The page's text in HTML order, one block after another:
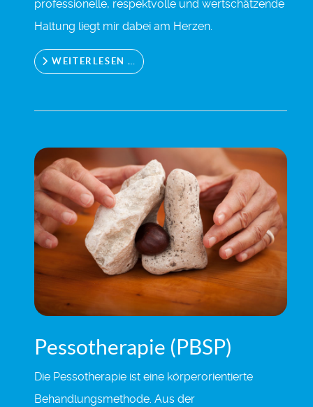
professionelle, respektvolle und wertschätzende
Haltung liegt mir dabei am Herzen.
WEITERLESEN …
Pessotherapie (PBSP)
Die Pessotherapie ist eine körperorientierte
Behandlungsmethode. Aus der